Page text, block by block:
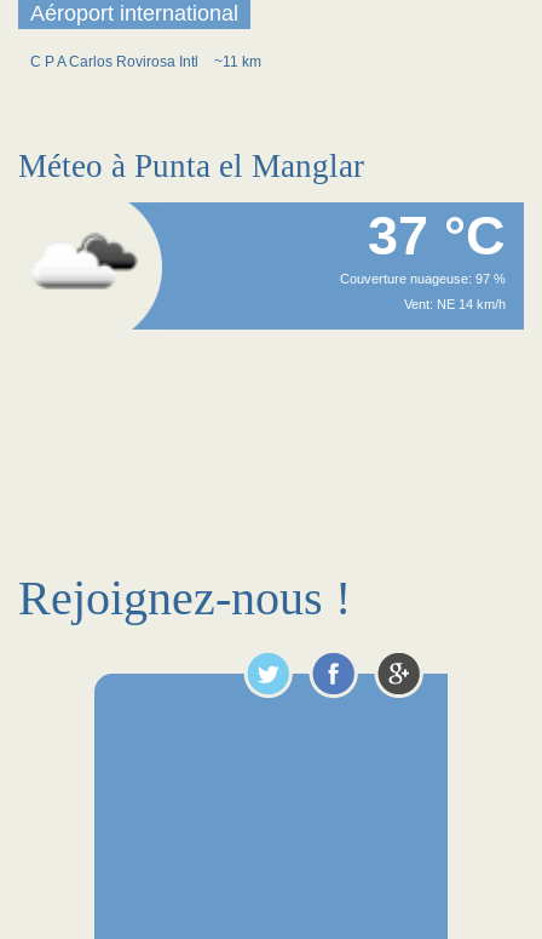
Aéroport international
C P A Carlos Rovirosa Intl ~11 km
Méteo à Punta el Manglar
37 °C
Couverture nuageuse: 97 %
Vent: NE 14 km/h
Rejoignez-nous !